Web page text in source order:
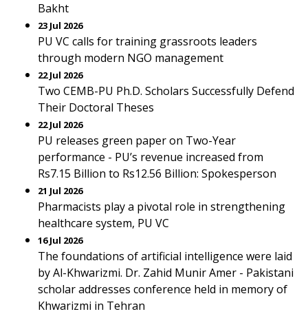
Bakht
23 Jul 2026
PU VC calls for training grassroots leaders
through modern NGO management
22 Jul 2026
Two CEMB-PU Ph.D. Scholars Successfully Defend
Their Doctoral Theses
22 Jul 2026
PU releases green paper on Two-Year
performance - PU’s revenue increased from
Rs7.15 Billion to Rs12.56 Billion: Spokesperson
21 Jul 2026
Pharmacists play a pivotal role in strengthening
healthcare system, PU VC
16 Jul 2026
The foundations of artificial intelligence were laid
by Al-Khwarizmi. Dr. Zahid Munir Amer - Pakistani
scholar addresses conference held in memory of
Khwarizmi in Tehran